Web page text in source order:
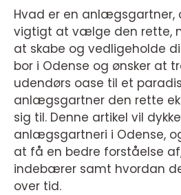
Hvad er en anlægsgartner,
vigtigt at vælge den rette,
at skabe og vedligeholde
bor i Odense og ønsker at
udendørs oase til et
anlægsgartner den rette
sig til. Denne artikel vil
anlægsgartneri i Odense,
at få en bedre forståelse
indebærer samt hvordan
over tid.